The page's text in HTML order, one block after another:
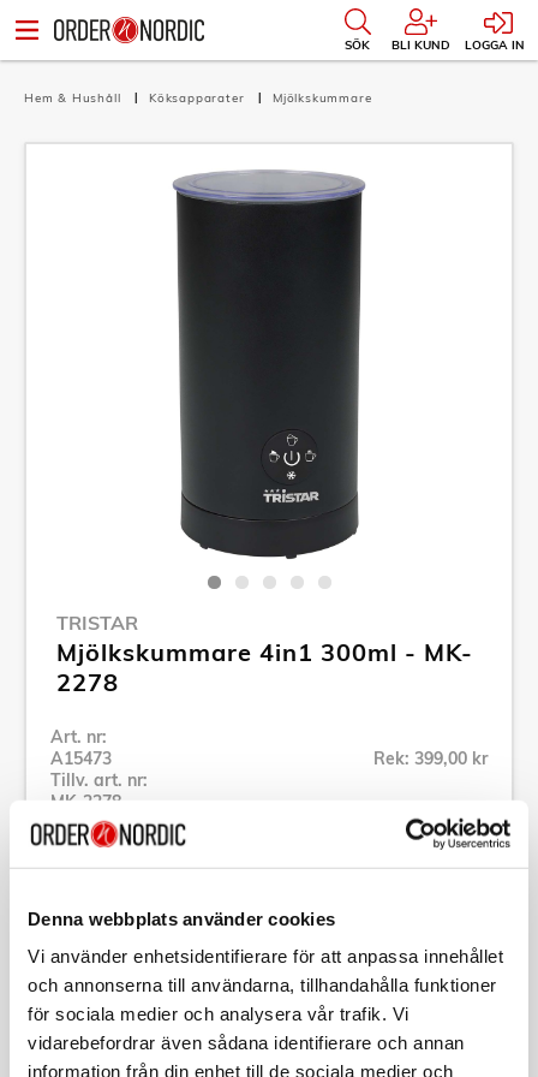
Denna webbplats använder cookies
Vi använder enhetsidentifierare för att anpassa innehållet
och annonserna till användarna, tillhandahålla funktioner
för sociala medier och analysera vår trafik. Vi
vidarebefordrar även sådana identifierare och annan
information från din enhet till de sociala medier och
SÖK BLI KUND LOGGA IN
Hem & Hushåll Köksapparater Mjölkskummare
TRISTAR
Mjölkskummare 4in1 300ml - MK-
2278
Art. nr:
A15473
Tillv. art. nr:
MK-2278
Rek: 399,00 kr
Se alla produkter inom Tristar
Specifikation
Beskrivning
Art. nr:A15473